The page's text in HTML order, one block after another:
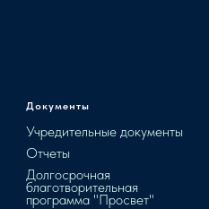
Документы
Учредительные документы
Отчеты
Долгосрочная
благотворительная
программа "Просвет"